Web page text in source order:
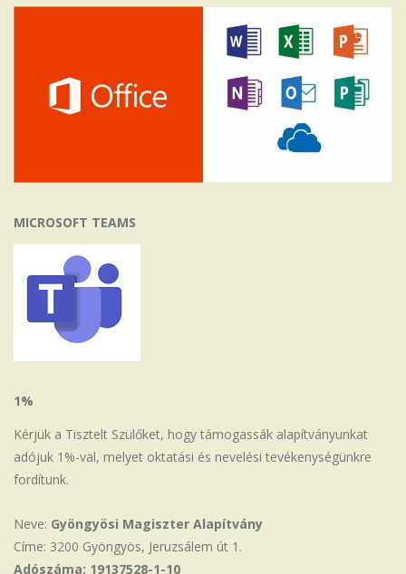
MICROSOFT TEAMS
1%
Kérjük a Tisztelt Szülőket, hogy támogassák alapítványunkat
adójuk 1%-val, melyet oktatási és nevelési tevékenységünkre
fordítunk.
Neve: Gyöngyösi Magiszter Alapítvány
Címe: 3200 Gyöngyös, Jeruzsálem út 1.
Adószáma: 19137528-1-10